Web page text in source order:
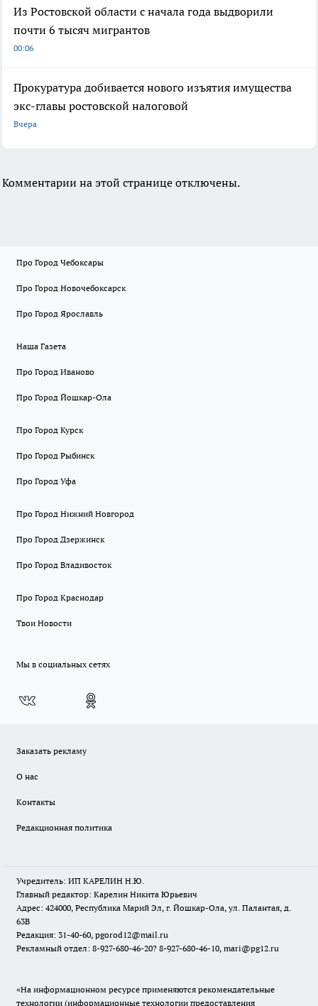
Из Ростовской области с начала года выдворили
почти 6 тысяч мигрантов
00:06
Прокуратура добивается нового изъятия имущества
экс-главы ростовской налоговой
Вчера
Комментарии на этой странице отключены.
Про Город Чебоксары
Про Город Новочебоксарск
Про Город Ярославль
Наша Газета
Про Город Иваново
Про Город Йошкар-Ола
Про Город Курск
Про Город Рыбинск
Про Город Уфа
Про Город Нижний Новгород
Про Город Дзержинск
Про Город Владивосток
Про Город Краснодар
Твои Новости
Мы в социальных сетях
Заказать рекламу
О нас
Контакты
Редакционная политика
Учредитель: ИП КАРЕЛИН Н.Ю.
Главный редактор: Карелин Никита Юрьевич
Адрес: 424000, Республика Марий Эл, г. Йошкар-Ола, ул. Палантая, д.
63В
Редакция: 31-40-60, pgorod12@mail.ru
Рекламный отдел: 8-927-680-46-20? 8-927-680-46-10, mari@pg12.ru
«На информационном ресурсе применяются рекомендательные
технологии (информационные технологии предоставления